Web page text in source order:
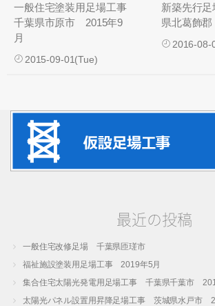
一般住宅塗装用足場工事
千葉県市原市 2015年9
月
2015-09-01(Tue)
新築先行
県北葛飾
2016-08-
最近の投稿
一般住宅改修足場 千葉県匝瑳市
福祉施設塗装用足場工事 2019年5月
集合住宅太陽光発電用足場工事 千葉県千葉市
太陽光パネル設置用昇降足場工事 茨城県水戸市